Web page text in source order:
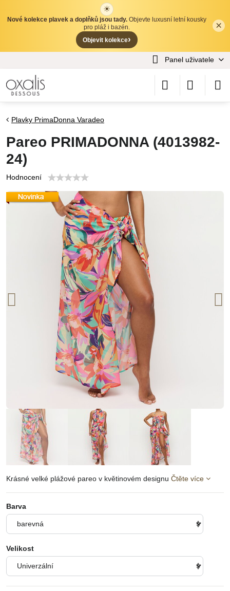
✕
×
☀
Nové kolekce plavek a doplňků jsou tady. Objevte luxusní letní kousky
pro pláž i bazén.
Objevit kolekce›
Panel uživatele
Plavky PrimaDonna Varadeo
Pareo PRIMADONNA (4013982-
24)
Hodnocení
Krásné velké plážové pareo v květinovém designu Čtěte více
Barva
Velikost